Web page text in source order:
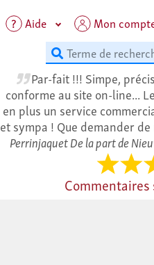
Aide Mon
Par-fait !!! Simpe,
conforme au site on-line...
en plus un service
et sympa ! Que demander
Perrinjaquet De la part de